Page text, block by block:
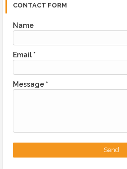
CONTACT FORM
Name
Email*
Message *